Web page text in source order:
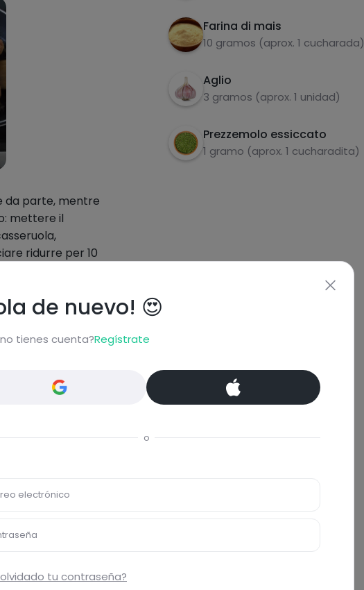
da parte, mentre
mettere il
ridurre per 10
di maizena e
e tenere a
Farina di mais
10 gramos (aprox. 1 cucharada)
Aglio
3 gramos (aprox. 1 unidad)
Prezzemolo essiccato
1 gramo (aprox. 1 cucharadita)
de nuevo! 😍
tienes cuenta?Regístrate
o
electrónico
tu contraseña?